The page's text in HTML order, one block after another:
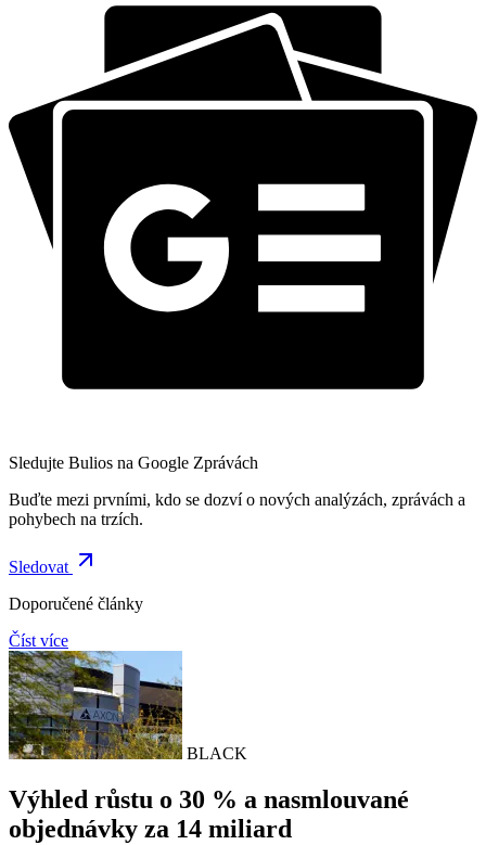
Sledujte Bulios na Google Zprávách
Buďte mezi prvními, kdo se dozví o nových analýzách, zprávách a
pohybech na trzích.
Sledovat
Doporučené články
Číst více
BLACK
Výhled růstu o 30 % a nasmlouvané
objednávky za 14 miliard